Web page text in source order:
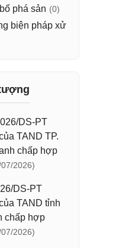
phá sản (0)
biện pháp xử
DS-PT
TAND TP.
chấp hợp
2026)
DS-PT
TAND tỉnh
chấp hợp
2026)